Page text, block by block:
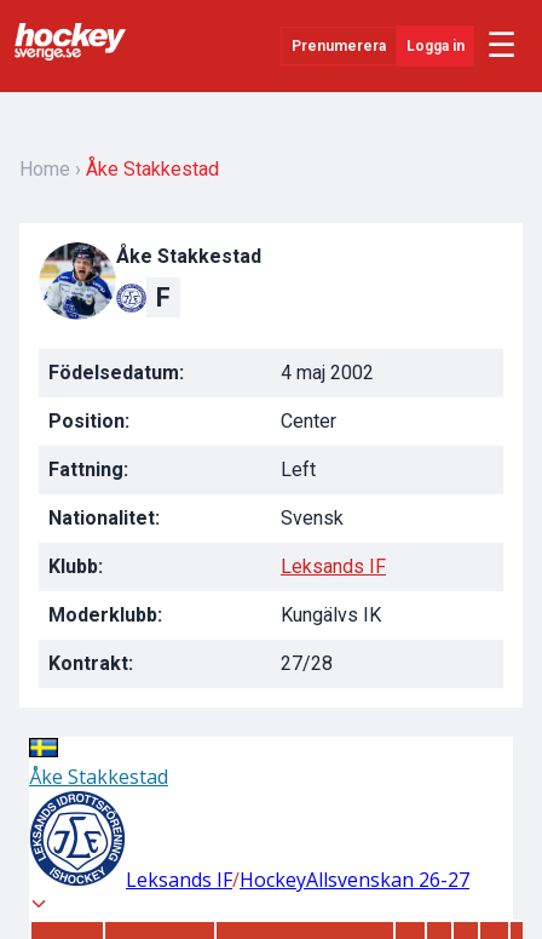
Prenumerera Logga in ☰
YouTube
Evenemang
Övrigt
Home Åke Stakkestad
Åke Stakkestad
F
Födelsedatum: 4 maj 2002
Position: Center
Fattning: Left
Nationalitet: Svensk
Klubb: Leksands IF
Moderklubb: Kungälvs IK
Kontrakt: 27/28